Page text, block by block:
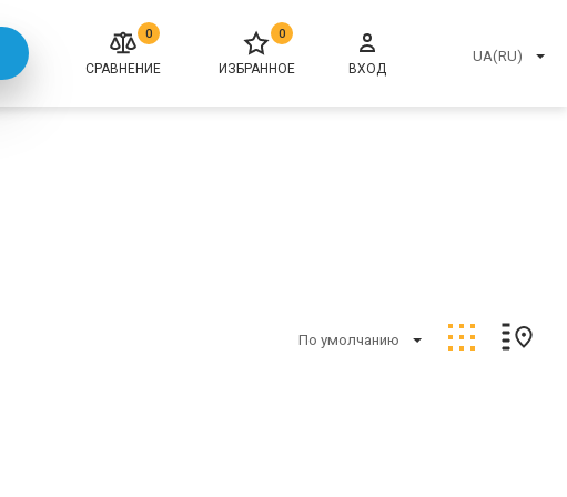
0
СРАВНЕНИЕ
0
ИЗБРАННОЕ ВХОД
UA(RU)
По умолчанию